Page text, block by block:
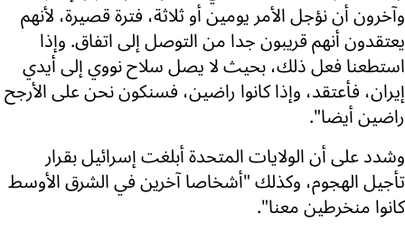
وآخرون أن نؤجل الأمر يومين أو ثلاثة، فترة قصيرة، لأنهم
يعتقدون أنهم قريبون جدا من التوصل إلى اتفاق. وإذا
استطعنا فعل ذلك، بحيث لا يصل سلاح نووي إلى أيدي
إيران، فأعتقد، وإذا كانوا راضين، فسنكون نحن على الأرجح
راضين أيضا".
وشدد على أن الولايات المتحدة أبلغت إسرائيل بقرار
تأجيل الهجوم، وكذلك "أشخاصا آخرين في الشرق الأوسط
كانوا منخرطين معنا".